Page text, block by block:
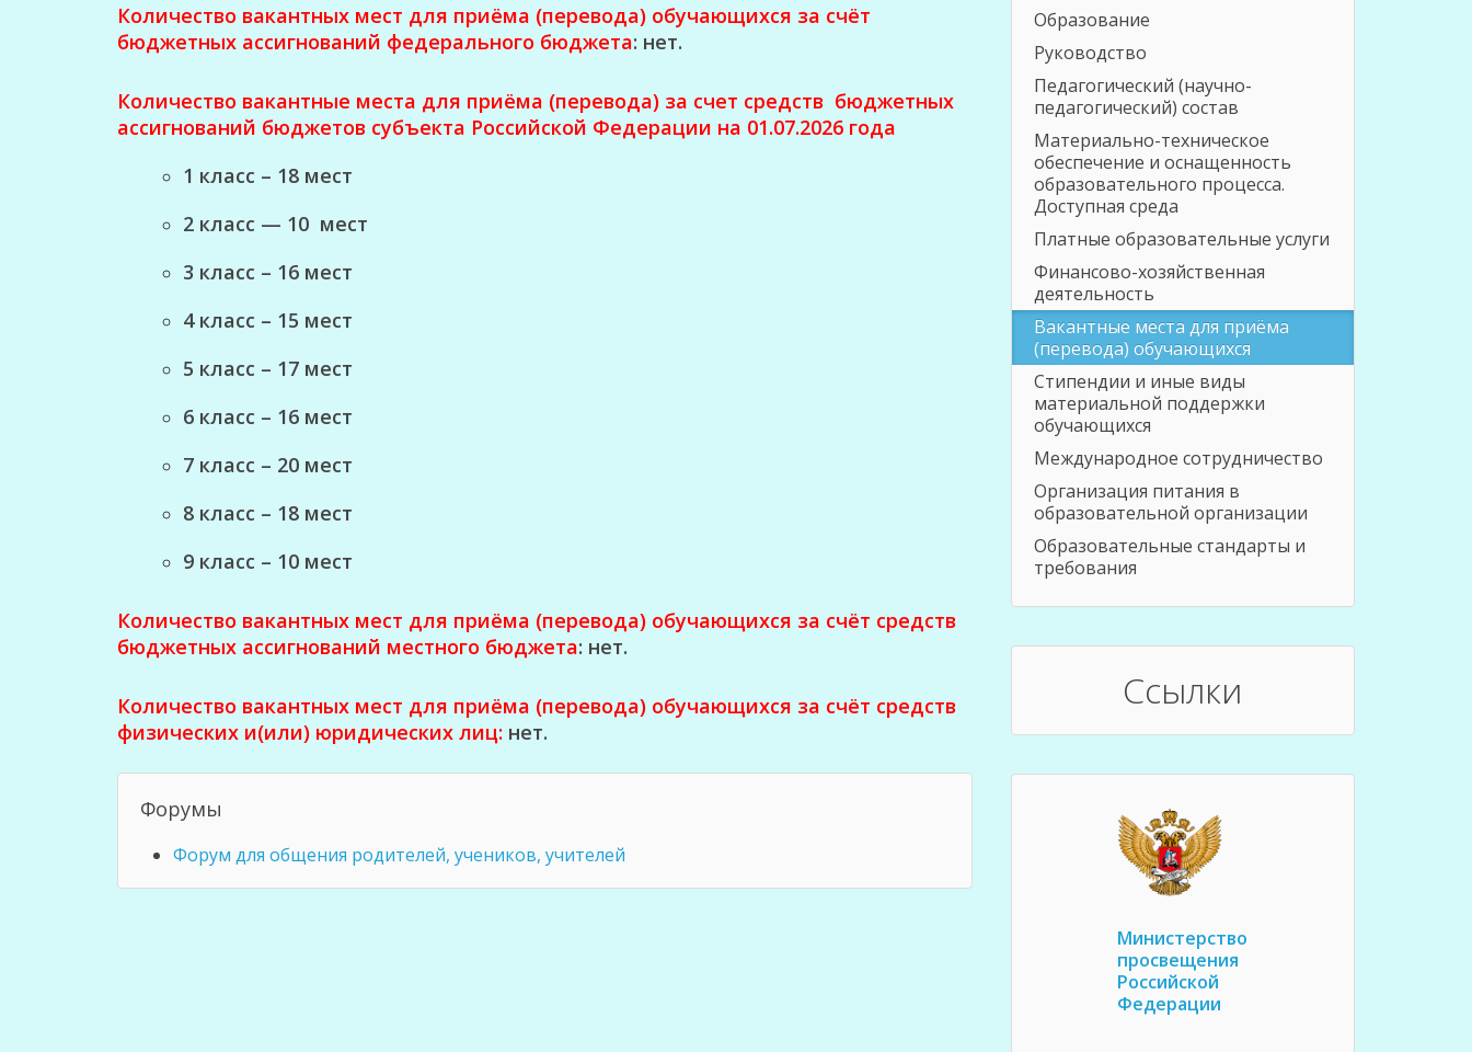
Количество вакантных мест для приёма (перевода) обучающихся за счёт
бюджетных ассигнований федерального бюджета: нет.
Количество вакантные места для приёма (перевода) за счет средств бюджетных
ассигнований бюджетов субъекта Российской Федерации на 01.07.2026 года
1 класс – 18 мест
2 класс — 10 мест
3 класс – 16 мест
4 класс – 15 мест
5 класс – 17 мест
6 класс – 16 мест
7 класс – 20 мест
8 класс – 18 мест
9 класс – 10 мест
Количество вакантных мест для приёма (перевода) обучающихся за счёт средств
бюджетных ассигнований местного бюджета: нет.
Количество вакантных мест для приёма (перевода) обучающихся за счёт средств
физических и(или) юридических лиц: нет.
Форумы
Форум для общения родителей, учеников, учителей
Образование
Руководство
Педагогический (научно-
педагогический) состав
Материально-техническое
обеспечение и оснащенность
образовательного процесса.
Доступная среда
Платные образовательные услуги
Финансово-хозяйственная
деятельность
Вакантные места для приёма
(перевода) обучающихся
Стипендии и иные виды
материальной поддержки
обучающихся
Международное сотрудничество
Организация питания в
образовательной организации
Образовательные стандарты и
требования
Ссылки
Министерство
просвещения
Российской
Федерации